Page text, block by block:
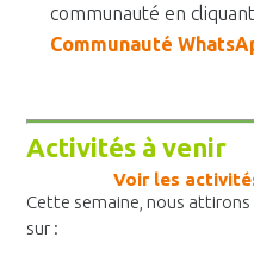
communauté en
Communauté
Activités à venir
Voir les
Cette semaine, nous
sur :